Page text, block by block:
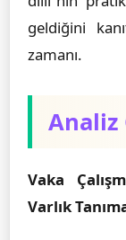
geldiğini
zamanı.
Analiz
Vaka
Varlık